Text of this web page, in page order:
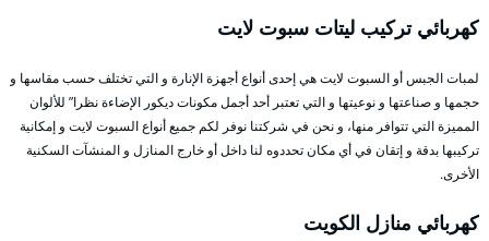
كهربائي تركيب ليتات سبوت لايت
لمبات الجبس أو السبوت لايت هي إحدى أنواع أجهزة الإنارة و التي تختلف حسب مقاسها و
حجمها و صناعتها و نوعيتها و التي تعتبر أحد أجمل مكونات ديكور الإضاءة نظرا” للألوان
المميزة التي تتوافر منها، و نحن في شركتنا نوفر لكم جميع أنواع السبوت لايت و إمكانية
تركيبها بدقة و إتقان في أي مكان تحددوه لنا داخل أو خارج المنازل و المنشآت السكنية
الأخرى.
كهربائي منازل الكويت